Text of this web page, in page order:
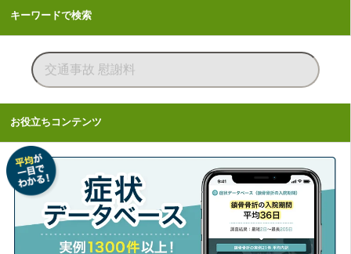
キーワードで検索
お役立ちコンテンツ